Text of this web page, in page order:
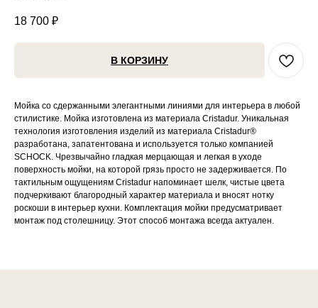
18 700 ₽
В КОРЗИНУ
Мойка со сдержанными элегантными линиями для интерьера в любой
стилистике. Мойка изготовлена из материала Cristadur. Уникальная
технология изготовления изделий из материала Cristadur®
разработана, запатентована и используется только компанией
SCHOCK. Чрезвычайно гладкая мерцающая и легкая в уходе
поверхность мойки, на которой грязь просто не задерживается. По
тактильным ощущениям Cristadur напоминает шелк, чистые цвета
подчеркивают благородный характер материала и вносят нотку
роскоши в интерьер кухни. Комплектация мойки предусматривает
монтаж под столешницу. Этот способ монтажа всегда актуален.